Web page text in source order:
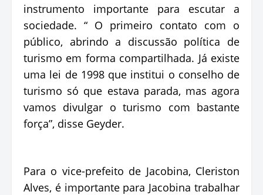
instrumento importante para escutar a
sociedade. “ O primeiro contato com o
público, abrindo a discussão política de
turismo em forma compartilhada. Já existe
uma lei de 1998 que institui o conselho de
turismo só que estava parada, mas agora
vamos divulgar o turismo com bastante
força”, disse Geyder.
Para o vice-prefeito de Jacobina, Cleriston
Alves, é importante para Jacobina trabalhar